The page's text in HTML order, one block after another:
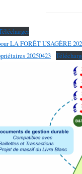
LA FORÊT USAGÈRE
20250423